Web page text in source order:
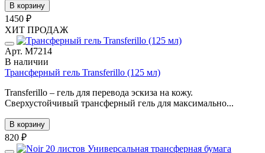
В корзину
1450 ₽
ХИТ ПРОДАЖ
Арт. М7214
В наличии
Трансферный гель Transferillo (125 мл)
Transferillo – гель для перевода эскиза на кожу.
Сверхустойчивый трансферный гель для максимально...
В корзину
820 ₽